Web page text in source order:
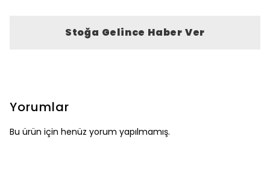
Stoğa Gelince Haber Ver
Yorumlar
Bu ürün için henüz yorum yapılmamış.